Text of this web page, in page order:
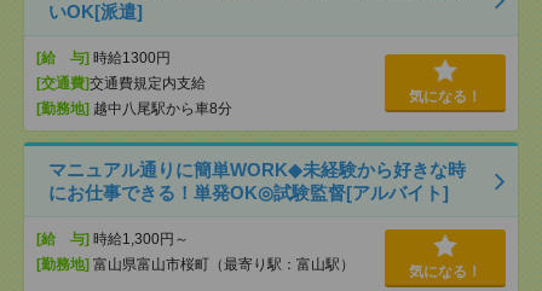
いOK[派遣]
[給 与] 時給1300円
[交通費]交通費規定内支給
[勤務地] 越中八尾駅から車8分
気になる！
マニュアル通りに簡単WORK◆未経験から好きな時
にお仕事できる！単発OK◎試験監督[アルバイト]
[給 与] 時給1,300円～
[勤務地] 富山県富山市桜町（最寄り駅：富山駅） 気になる！